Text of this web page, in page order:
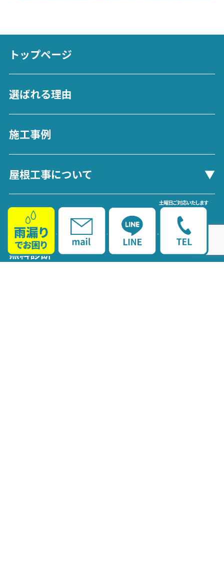
トップページ
選ばれる理由
施工事例
屋根工事について
会社案内
無料診断